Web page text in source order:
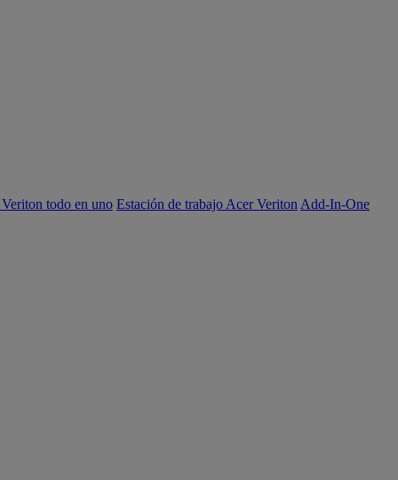
todo en uno Estación de trabajo Acer Veriton Add-In-One